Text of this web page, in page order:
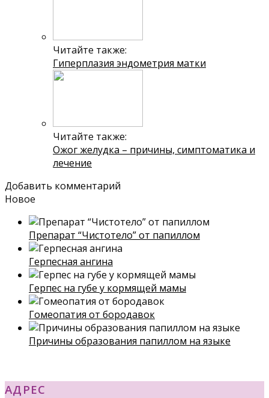
Читайте также:
Гиперплазия эндометрия матки
Читайте также:
Ожог желудка – причины, симптоматика и
лечение
Добавить комментарий
Новое
Препарат “Чистотело” от папиллом
Герпесная ангина
Герпес на губе у кормящей мамы
Гомеопатия от бородавок
Причины образования папиллом на языке
АДРЕС